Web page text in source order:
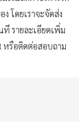
โดยเราจะจัดส่ง
รายละเอียดเพิ่ม
หรือติดต่อสอบถาม